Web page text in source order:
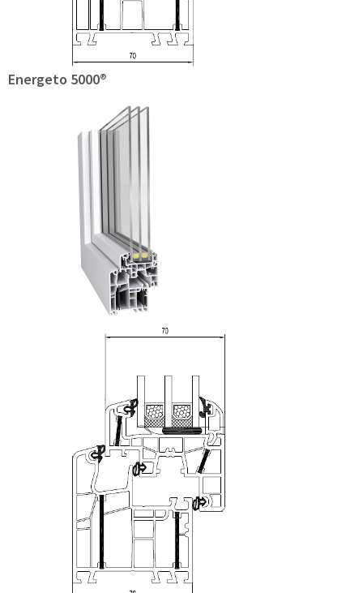
Energeto 5000®